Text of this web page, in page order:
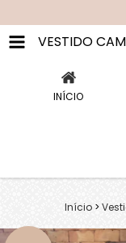
VESTIDO
INÍCIO
Início >